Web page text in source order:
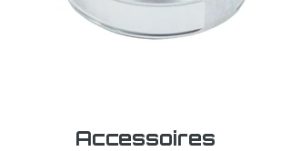
Accessoires